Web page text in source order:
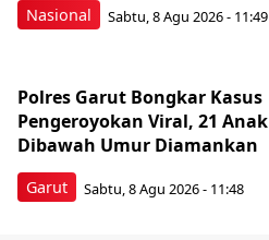
Nasional Sabtu, 8 Agu 2026 - 11:49
Garut
Polres Garut Bongkar Kasus
Pengeroyokan Viral, 21 Anak
Dibawah Umur Diamankan
Sabtu, 8 Agu 2026 - 11:48